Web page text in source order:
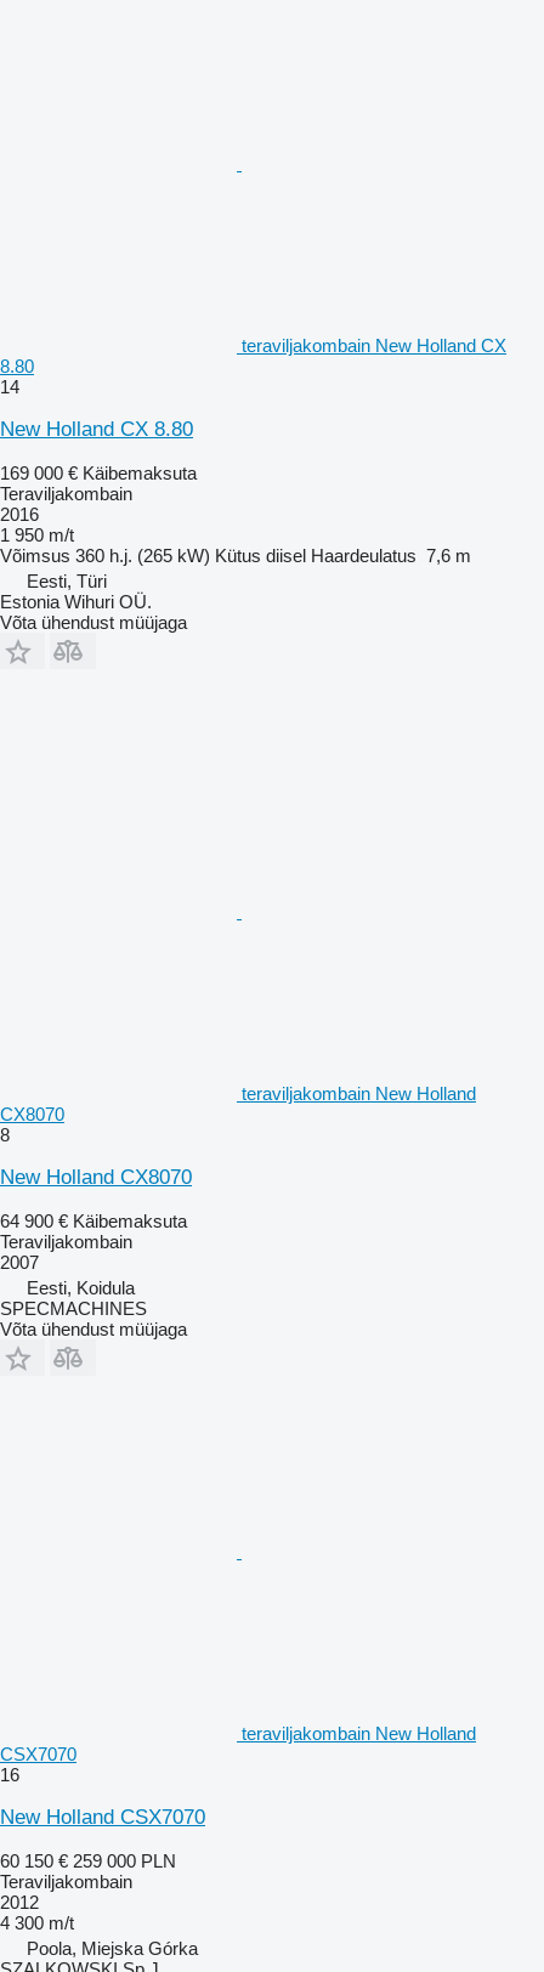
teraviljakombain New Holland CX
8.80
14
New Holland CX 8.80
169 000 € Käibemaksuta
Teraviljakombain
2016
1 950 m/t
Võimsus 360 h.j. (265 kW) Kütus diisel Haardeulatus 7,6 m
Eesti, Türi
Estonia Wihuri OÜ.
Võta ühendust müüjaga
teraviljakombain New Holland
CX8070
8
New Holland CX8070
64 900 € Käibemaksuta
Teraviljakombain
2007
Eesti, Koidula
SPECMACHINES
Võta ühendust müüjaga
teraviljakombain New Holland
CSX7070
16
New Holland CSX7070
60 150 € 259 000 PLN
Teraviljakombain
2012
4 300 m/t
Poola, Miejska Górka